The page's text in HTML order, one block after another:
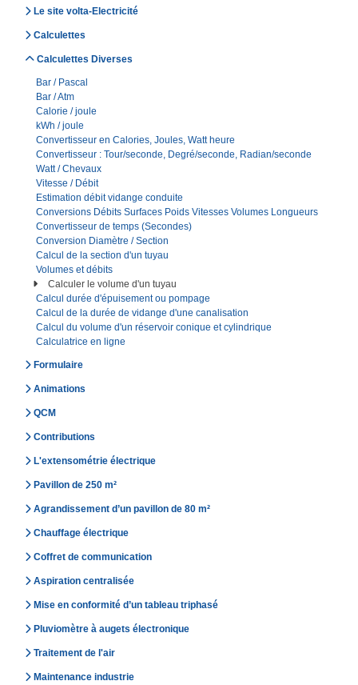
Le site volta-Electricité
Calculettes
Calculettes Diverses
Bar / Pascal
Bar / Atm
Calorie / joule
kWh / joule
Convertisseur en Calories, Joules, Watt heure
Convertisseur : Tour/seconde, Degré/seconde, Radian/seconde
Watt / Chevaux
Vitesse / Débit
Estimation débit vidange conduite
Conversions Débits Surfaces Poids Vitesses Volumes Longueurs
Convertisseur de temps (Secondes)
Conversion Diamètre / Section
Calcul de la section d'un tuyau
Volumes et débits
Calculer le volume d'un tuyau
Calcul durée d'épuisement ou pompage
Calcul de la durée de vidange d'une canalisation
Calcul du volume d'un réservoir conique et cylindrique
Calculatrice en ligne
Formulaire
Animations
QCM
Contributions
L'extensométrie électrique
Pavillon de 250 m²
Agrandissement d’un pavillon de 80 m²
Chauffage électrique
Coffret de communication
Aspiration centralisée
Mise en conformité d’un tableau triphasé
Pluviomètre à augets électronique
Traitement de l'air
Maintenance industrie